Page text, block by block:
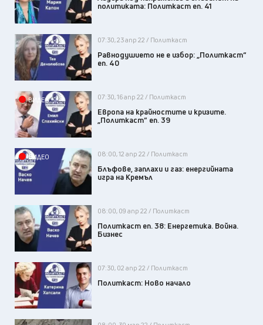
политиката: Политкаст еп. 41
07:30, 23 апр 22 / Политкаст
Равнодушието не е избор: „Политкаст“
еп. 40
ВИДЕО 07:30, 16 апр 22 / Политкаст
Европа на крайностите и кризите.
„Политкаст“ еп. 39
ВИДЕО 08:00, 12 апр 22 / Политкаст
Блъфове, заплахи и газ: енергийната
игра на Кремъл
08:00, 09 апр 22 / Политкаст
Политкаст еп. 38: Енергетика. Война.
Бизнес
07:30, 02 апр 22 / Политкаст
Политкаст: Ново начало